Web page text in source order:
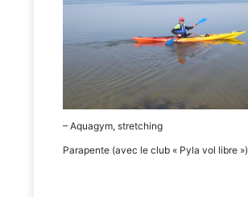
– Aquagym, stretching
Parapente (avec le club « Pyla vol libre »)